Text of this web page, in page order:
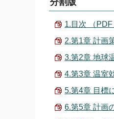
分割版
1.目次 （PDF
2.第1章 計画
3.第2章 地球
4.第3章 温室
5.第4章 目標
6.第5章 計画